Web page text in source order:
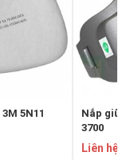
5N11
Nắp giữ
3700
Liên hệ